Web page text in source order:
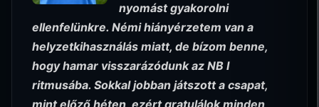
nyomást gyakorolni
ellenfelünkre. Némi hiányérzetem van a
helyzetkihasználás miatt, de bízom benne,
hogy hamar visszarázódunk az NB I
ritmusába. Sokkal jobban játszott a csapat,